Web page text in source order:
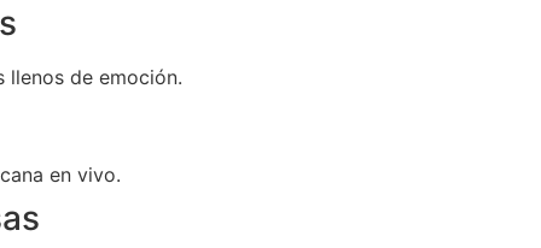
llenos de emoción.
en vivo.